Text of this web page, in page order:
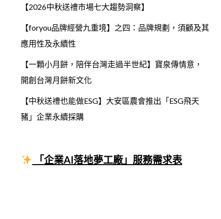
【2026中秋送禮市場七大趨勢洞察】
【foryou品牌經營九重境】之四：品牌規劃，須顧及其
應用性及永續性
【一顆小月餅，陪伴台灣走過半世紀】寶泉傳情意，
開創台灣月餅新文化
【中秋送禮也能做ESG】大安區農會推出「ESG飛天
豬」企業永續採購
「企業AI落地夢工廠」服務需求表